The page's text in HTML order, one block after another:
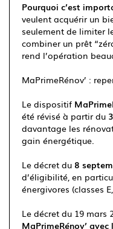
Pourquoi c’est
veulent acquérir un
seulement de limiter
combiner un prêt
rend l’opération
MaPrimeRénov’ :
Le dispositif
été révisé à partir du
davantage les
gain énergétique.
Le décret du 8
d’éligibilité, en
énergivores (classes E,
Le décret du 19 mars
MaPrimeRénov’ avec